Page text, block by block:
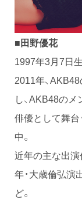
■田野優花
1997年3月7日生
2011年、
し、AKB48の
俳優として舞台
中。
近年の主な出演
年・大歳倫弘演
ど。